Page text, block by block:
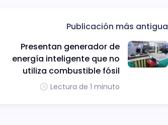
Publicación más antigua
Presentan generador de
energía inteligente que no
utiliza combustible fósil
Lectura de 1 minuto